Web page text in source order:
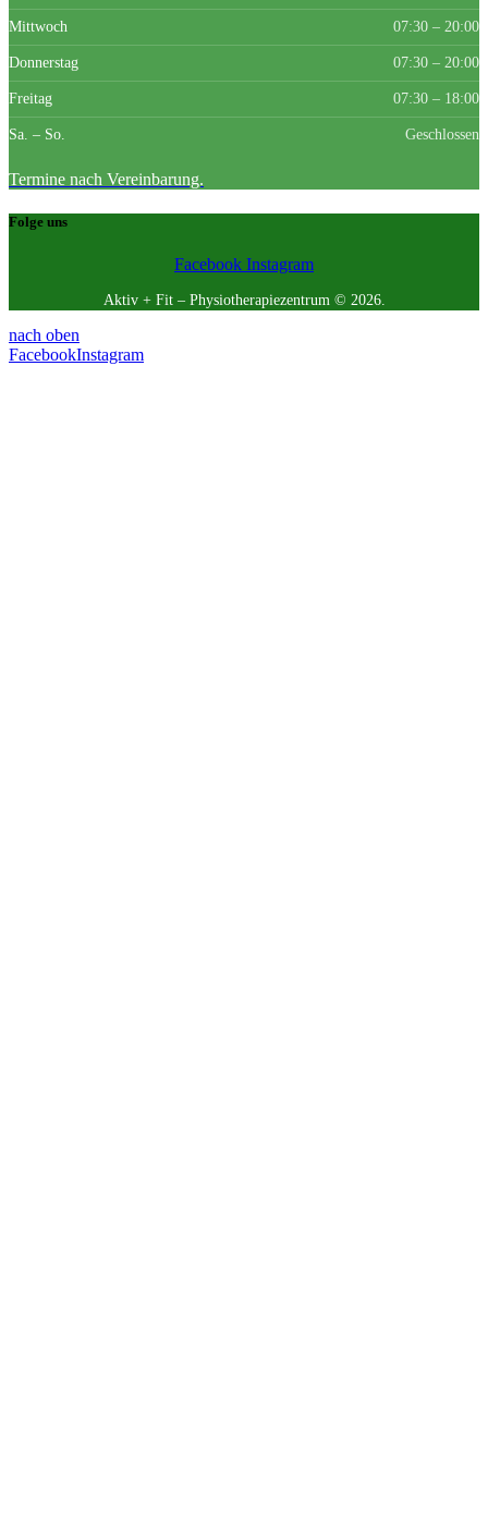
Mittwoch 07:30 – 20:00
Donnerstag 07:30 – 20:00
Freitag 07:30 – 18:00
Sa. – So. Geschlossen
Termine nach Vereinbarung.
Folge uns
Facebook Instagram
Aktiv + Fit – Physiotherapiezentrum © 2026.
nach oben
FacebookInstagram